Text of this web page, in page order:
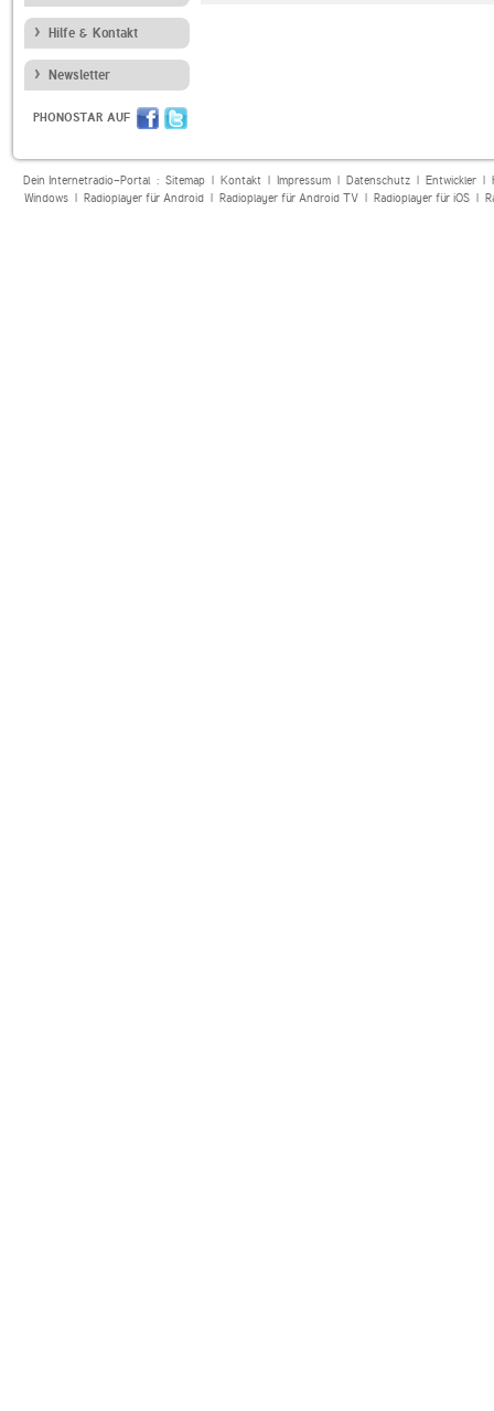
Hilfe & Kontakt
Newsletter
PHONOSTAR AUF
Dein Internetradio-Portal : Sitemap| Kontakt| Impressum| Datenschutz| Entwickler|
Windows| Radioplayer für Android| Radioplayer für Android TV| Radioplayer für iOS|